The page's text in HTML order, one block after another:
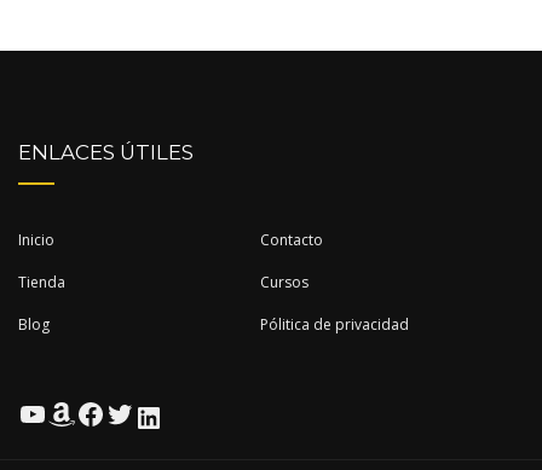
ENLACES ÚTILES
Inicio Contacto
Tienda Cursos
Blog Pólitica de privacidad
YouTube
Amazon
Facebook
Twitter
LinkedIn